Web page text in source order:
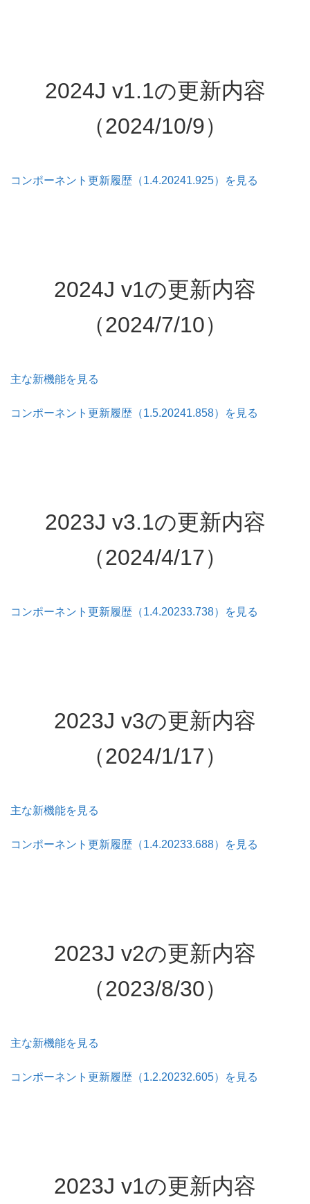
2024J v1.1の更新内容
（2024/10/9）
コンポーネント更新履歴（1.4.20241.925）を見る
2024J v1の更新内容
（2024/7/10）
主な新機能を見る
コンポーネント更新履歴（1.5.20241.858）を見る
2023J v3.1の更新内容
（2024/4/17）
コンポーネント更新履歴（1.4.20233.738）を見る
2023J v3の更新内容
（2024/1/17）
主な新機能を見る
コンポーネント更新履歴（1.4.20233.688）を見る
2023J v2の更新内容
（2023/8/30）
主な新機能を見る
コンポーネント更新履歴（1.2.20232.605）を見る
2023J v1の更新内容